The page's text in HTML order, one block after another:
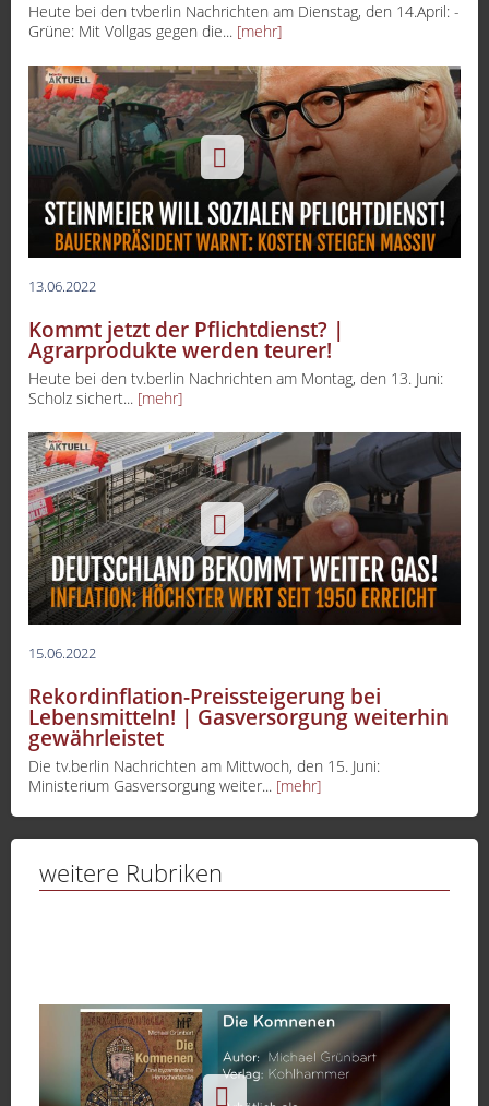
Heute bei den tvberlin Nachrichten am Dienstag, den 14.April: -
Grüne: Mit Vollgas gegen die... [mehr]
13.06.2022
Kommt jetzt der Pflichtdienst? |
Agrarprodukte werden teurer!
Heute bei den tv.berlin Nachrichten am Montag, den 13. Juni:
Scholz sichert... [mehr]
15.06.2022
Rekordinflation-Preissteigerung bei
Lebensmitteln! | Gasversorgung weiterhin
gewährleistet
Die tv.berlin Nachrichten am Mittwoch, den 15. Juni:
Ministerium Gasversorgung weiter... [mehr]
weitere Rubriken